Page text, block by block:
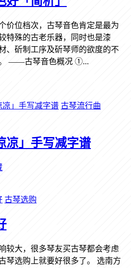
价位档次，古琴音色肯定是最为
特殊的古老乐器，同时也是漆
、斫制工序及斫琴师的欲度的不
。 ——古琴音色概况 ①...
古琴流行曲
凉」手写减字谱
古琴选购
较大，很多琴友买古琴都会考虑
琴选购上就要好很多了。 选南方